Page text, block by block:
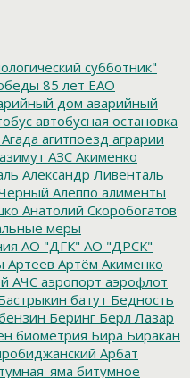
субботник"
85 лет ЕАО
дом аварийный
автобусная остановка
Агада агитпоезд аграрии
азимут АЗС Акименко
Александр Ливенталь
Алеппо алименты
Анатолий Скоробогатов
меры
АО "ДГК" АО "ДРСК"
Артеев Артём Акименко
АЧС аэропорт аэрофлот
батут Бедность
Беринг Берл Лазар
биометрия Бира Биракан
Арбат
битумное